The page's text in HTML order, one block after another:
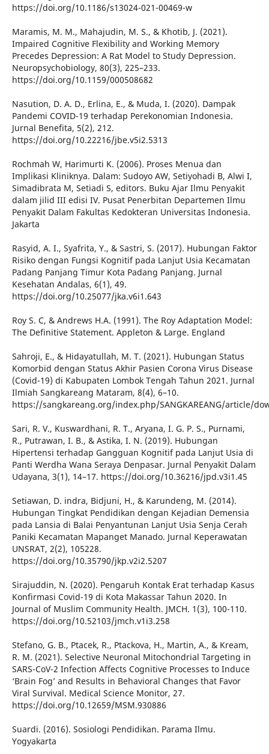
https://doi.org/10.1186/s13024-021-00469-w
Maramis, M. M., Mahajudin, M. S., & Khotib, J. (2021).
Impaired Cognitive Flexibility and Working Memory
Precedes Depression: A Rat Model to Study Depression.
Neuropsychobiology, 80(3), 225–233.
https://doi.org/10.1159/000508682
Nasution, D. A. D., Erlina, E., & Muda, I. (2020). Dampak
Pandemi COVID-19 terhadap Perekonomian Indonesia.
Jurnal Benefita, 5(2), 212.
https://doi.org/10.22216/jbe.v5i2.5313
Rochmah W, Harimurti K. (2006). Proses Menua dan
Implikasi Kliniknya. Dalam: Sudoyo AW, Setiyohadi B, Alwi I,
Simadibrata M, Setiadi S, editors. Buku Ajar Ilmu Penyakit
dalam jilid III edisi IV. Pusat Penerbitan Departemen Ilmu
Penyakit Dalam Fakultas Kedokteran Universitas Indonesia.
Jakarta
Rasyid, A. I., Syafrita, Y., & Sastri, S. (2017). Hubungan Faktor
Risiko dengan Fungsi Kognitif pada Lanjut Usia Kecamatan
Padang Panjang Timur Kota Padang Panjang. Jurnal
Kesehatan Andalas, 6(1), 49.
https://doi.org/10.25077/jka.v6i1.643
Roy S. C, & Andrews H.A. (1991). The Roy Adaptation Model:
The Definitive Statement. Appleton & Large. England
Sahroji, E., & Hidayatullah, M. T. (2021). Hubungan Status
Komorbid dengan Status Akhir Pasien Corona Virus Disease
(Covid-19) di Kabupaten Lombok Tengah Tahun 2021. Jurnal
Ilmiah Sangkareang Mataram, 8(4), 6–10.
https://sangkareang.org/index.php/SANGKAREANG/article/
Sari, R. V., Kuswardhani, R. T., Aryana, I. G. P. S., Purnami,
R., Putrawan, I. B., & Astika, I. N. (2019). Hubungan
Hipertensi terhadap Gangguan Kognitif pada Lanjut Usia di
Panti Werdha Wana Seraya Denpasar. Jurnal Penyakit Dalam
Udayana, 3(1), 14–17. https://doi.org/10.36216/jpd.v3i1.45
Setiawan, D. indra, Bidjuni, H., & Karundeng, M. (2014).
Hubungan Tingkat Pendidikan dengan Kejadian Demensia
pada Lansia di Balai Penyantunan Lanjut Usia Senja Cerah
Paniki Kecamatan Mapanget Manado. Jurnal Keperawatan
UNSRAT, 2(2), 105228.
https://doi.org/10.35790/jkp.v2i2.5207
Sirajuddin, N. (2020). Pengaruh Kontak Erat terhadap Kasus
Konfirmasi Covid-19 di Kota Makassar Tahun 2020. In
Journal of Muslim Community Health. JMCH. 1(3), 100-110.
https://doi.org/10.52103/jmch.v1i3.258
Stefano, G. B., Ptacek, R., Ptackova, H., Martin, A., & Kream,
R. M. (2021). Selective Neuronal Mitochondrial Targeting in
SARS-CoV-2 Infection Affects Cognitive Processes to Induce
‘Brain Fog’ and Results in Behavioral Changes that Favor
Viral Survival. Medical Science Monitor, 27.
https://doi.org/10.12659/MSM.930886
Suardi. (2016). Sosiologi Pendidikan. Parama Ilmu.
Yogyakarta